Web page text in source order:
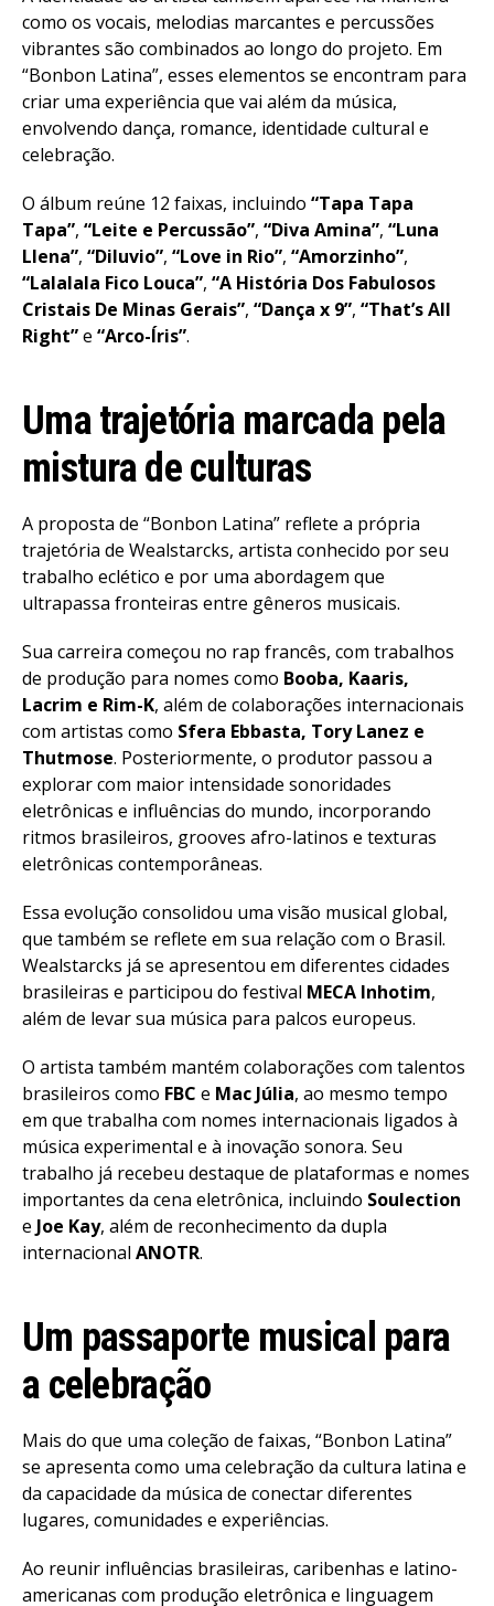
como os vocais, melodias marcantes e percussões
vibrantes são combinados ao longo do projeto. Em
“Bonbon Latina”, esses elementos se encontram para
criar uma experiência que vai além da música,
envolvendo dança, romance, identidade cultural e
celebração.
O álbum reúne 12 faixas, incluindo “Tapa Tapa
Tapa”, “Leite e Percussão”, “Diva Amina”, “Luna
Llena”, “Diluvio”, “Love in Rio”, “Amorzinho”,
“Lalalala Fico Louca”, “A História Dos Fabulosos
Cristais De Minas Gerais”, “Dança x 9”, “That’s All
Right”e “Arco-Íris”.
Uma trajetória marcada pela
mistura de culturas
A proposta de “Bonbon Latina” reflete a própria
trajetória de Wealstarcks, artista conhecido por seu
trabalho eclético e por uma abordagem que
ultrapassa fronteiras entre gêneros musicais.
Sua carreira começou no rap francês, com trabalhos
de produção para nomes como Booba, Kaaris,
Lacrim e Rim-K, além de colaborações internacionais
com artistas como Sfera Ebbasta, Tory Lanez e
Thutmose. Posteriormente, o produtor passou a
explorar com maior intensidade sonoridades
eletrônicas e influências do mundo, incorporando
ritmos brasileiros, grooves afro-latinos e texturas
eletrônicas contemporâneas.
Essa evolução consolidou uma visão musical global,
que também se reflete em sua relação com o Brasil.
Wealstarcks já se apresentou em diferentes cidades
brasileiras e participou do festival MECA Inhotim,
além de levar sua música para palcos europeus.
O artista também mantém colaborações com talentos
brasileiros como FBC e Mac Júlia, ao mesmo tempo
em que trabalha com nomes internacionais ligados à
música experimental e à inovação sonora. Seu
trabalho já recebeu destaque de plataformas e nomes
importantes da cena eletrônica, incluindo Soulection
e Joe Kay, além de reconhecimento da dupla
internacional ANOTR.
Um passaporte musical para
a celebração
Mais do que uma coleção de faixas, “Bonbon Latina”
se apresenta como uma celebração da cultura latina e
da capacidade da música de conectar diferentes
lugares, comunidades e experiências.
Ao reunir influências brasileiras, caribenhas e latino-
americanas com produção eletrônica e linguagem